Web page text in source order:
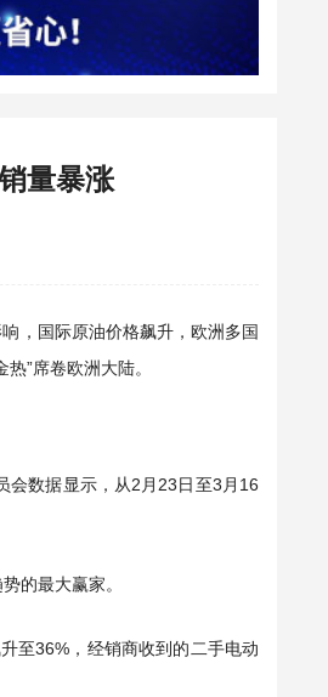
量暴涨
，国际原油价格飙升，欧洲多国
”席卷欧洲大陆。
会数据显示，从2月23日至3月16
的最大赢家。
至36%，经销商收到的二手电动